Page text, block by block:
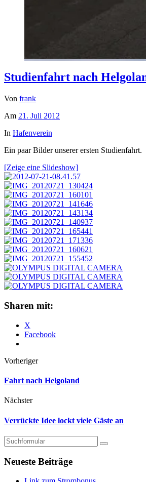
Studienfahrt nach
Von frank
Am 21. Juli 2012
In Hafenverein
Ein paar Bilder unserer ersten Studienfahrt.
[Zeige eine Slideshow]
Sharen mit:
X
Facebook
Vorheriger
Fahrt nach Helgoland
Nächster
Verrückte Idee lockt viele Gäste an
Suchen
Neueste Beiträge